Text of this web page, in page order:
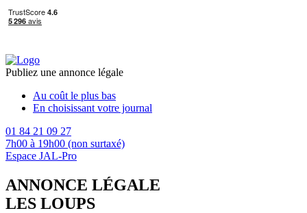
Publiez une annonce légale
Au coût le plus bas
En choisissant votre journal
01 84 21 09 27
7h00 à 19h00 (non surtaxé)
Espace JAL-Pro
ANNONCE LÉGALE
LES LOUPS